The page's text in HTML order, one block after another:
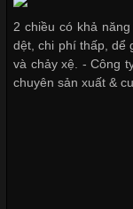
Chất Liệu
Trong những năm
Thị hiều
2 chiều có khả
dệt, chi phí thấp, dể
và chảy xệ. - Công
chuyên sản xuất &